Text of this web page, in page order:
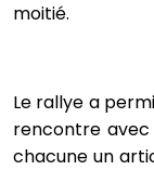
moitié.
Le rallye a
rencontre
chacune un